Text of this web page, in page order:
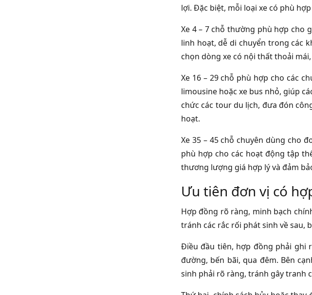
lợi. Đặc biệt, mỗi loại xe có phù
Xe 4 – 7 chỗ thường phù hợp cho
linh hoạt, dễ di chuyển trong các
chọn dòng xe có nội thất thoải
Xe 16 – 29 chỗ phù hợp cho các
limousine hoặc xe bus nhỏ, giúp
chức các tour du lịch, đưa đón
hoạt.
Xe 35 – 45 chỗ chuyên dùng cho
phù hợp cho các hoạt động tập
thương lượng giá hợp lý và đảm
Ưu tiên đơn vị có
Hợp đồng rõ ràng, minh bạch
tránh các rắc rối phát sinh về sau,
Điều đầu tiên, hợp đồng phải ghi
đường, bến bãi, qua đêm. Bên
sinh phải rõ ràng, tránh gây tranh